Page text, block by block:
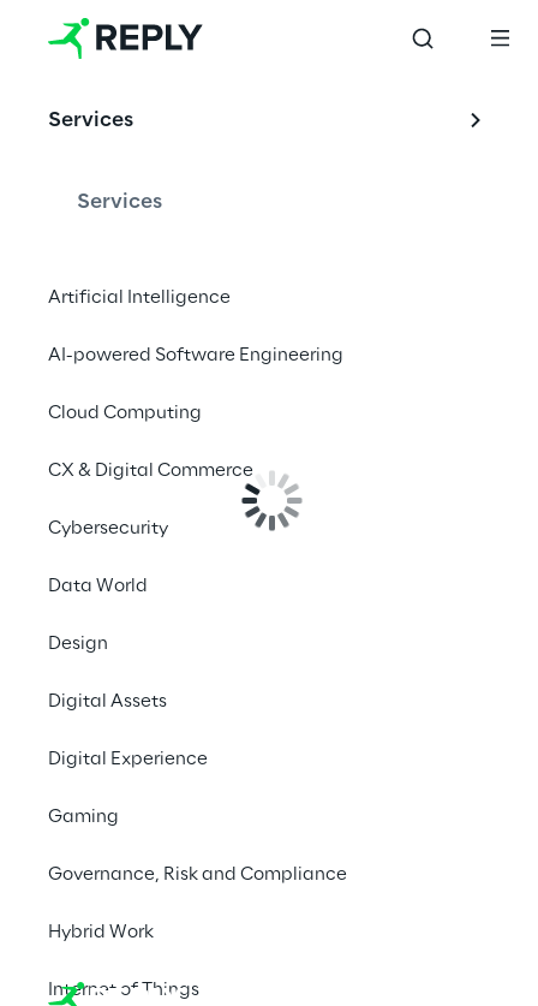
Services
Services
Artificial Intelligence
AI-powered Software Engineering
Cloud Computing
CX & Digital Commerce
Cybersecurity
Data World
Design
Digital Assets
Digital Experience
Gaming
Governance, Risk and Compliance
Hybrid Work
Internet of Things